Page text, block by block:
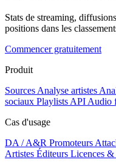
Stats de streaming,
positions dans les
Commencer gratuitement
Produit
Sources Analyse artistes
sociaux Playlists API Audio
Cas d'usage
DA / A&R Promoteurs
Artistes Éditeurs Licences &